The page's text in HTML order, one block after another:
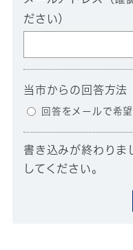
ださい）
当市からの回答方法
回答をメールで希望
書き込みが終わりま
してください。